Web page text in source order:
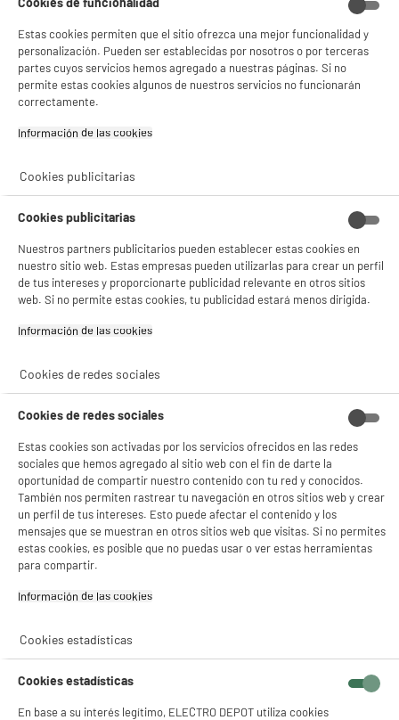
Nombre del fabricante,
registrada
Dirección de envio
157 AV. CHARLES FLOQUET
BATIMENT 93150 LE BLANC-
correo electrónico
Código del artículo
Estas cookies permiten que el sitio ofrezca una mejor funcionalidad y
personalización. Pueden ser establecidas por nosotros o por terceras
partes cuyos servicios hemos agregado a nuestras páginas. Si no
permite estas cookies algunos de nuestros servicios no funcionarán
correctamente.
Información de las cookies‎
Cookies publicitarias
Cookies publicitarias
Nuestros partners publicitarios pueden establecer estas cookies en
nuestro sitio web. Estas empresas pueden utilizarlas para crear un perfil
de tus intereses y proporcionarte publicidad relevante en otros sitios
web. Si no permite estas cookies, tu publicidad estará menos dirigida.
Información de las cookies‎
Cookies de redes sociales
Cookies de redes sociales
Estas cookies son activadas por los servicios ofrecidos en las redes
sociales que hemos agregado al sitio web con el fin de darte la
oportunidad de compartir nuestro contenido con tu red y conocidos.
También nos permiten rastrear tu navegación en otros sitios web y crear
un perfil de tus intereses. Esto puede afectar el contenido y los
mensajes que se muestran en otros sitios web que visitas. Si no permites
estas cookies, es posible que no puedas usar o ver estas herramientas
para compartir.
Información de las cookies‎
Cookies estadísticas
Cookies estadísticas
En base a su interés legítimo, ELECTRO DEPOT utiliza cookies